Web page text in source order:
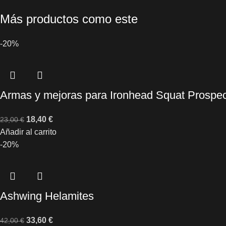
Más productos como este
-20%
Armas y mejoras para Ironhead Squat
23,00€ 18,40 €
Añadir al carrito
-20%
Ashwing Helamites
42,00€ 33,60 €